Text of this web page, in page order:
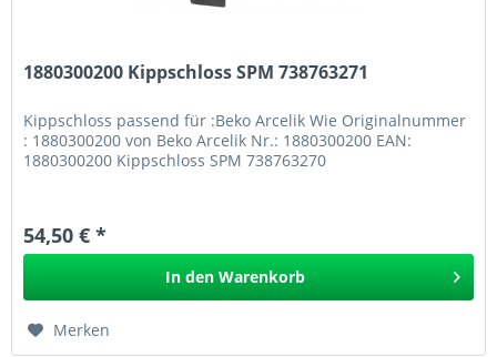
1880300200 Kippschloss SPM 738763271
Kippschloss passend für :Beko Arcelik Wie Originalnummer
: 1880300200 von Beko Arcelik Nr.: 1880300200 EAN:
1880300200 Kippschloss SPM 738763270
54,50 € *
In den Warenkorb
Merken